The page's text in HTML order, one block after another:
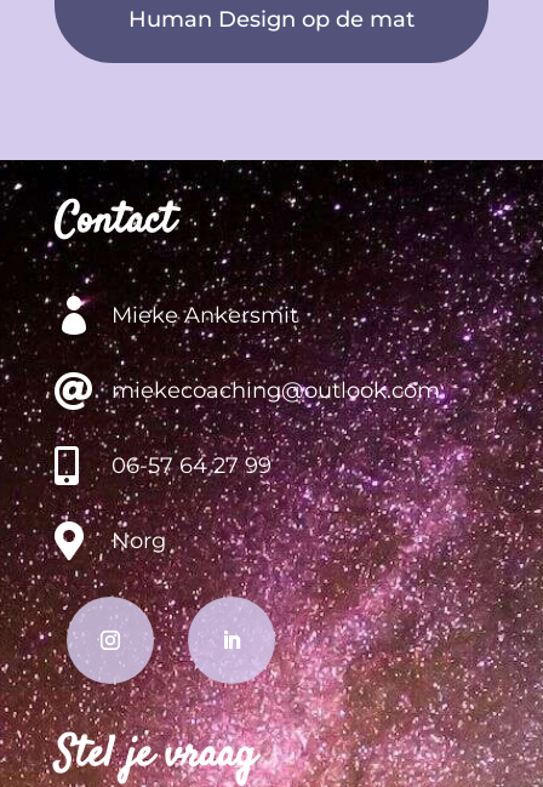
Human Design op de mat
Contact
 Mieke Ankersmit
 miekecoaching@outlook.com
 06-57 64 27 99
 Norg
Stel je vraag